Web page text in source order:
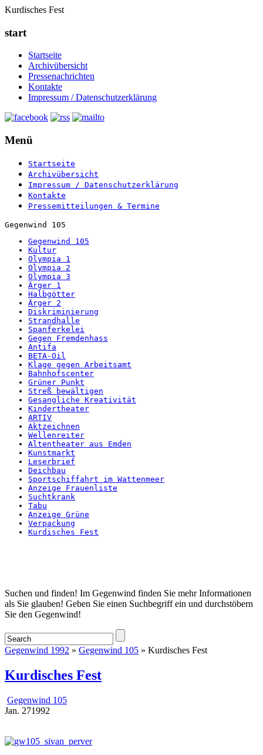
Kurdisches Fest
start
Startseite
Archivübersicht
Pressenachrichten
Kontakte
Impressum / Datenschutzerklärung
Menü
Startseite
Archivübersicht
Impressum / Datenschutzerklärung
Kontakte
Pressemitteilungen & Termine
Gegenwind 105
Gegenwind 105
Kultur
Olympia 1
Olympia 2
Olympia 3
Ärger 1
Halbgötter
Ärger 2
Diskriminierung
Strandhalle
Spanferkelei
Gegen Fremdenhass
Antifa
BETA-Oil
Klage gegen Arbeitsamt
Bahnhofscenter
Grüner Punkt
Streß bewältigen
Gesangliche Kreativität
Kindertheater
ARTIV
Aktzeichnen
Wellenreiter
Altentheater aus Emden
Kunstmarkt
Leserbrief
Deichbau
Sportschiffahrt im Wattenmeer
Anzeige Frauenliste
Suchtkrank
Tabu
Anzeige Grüne
Verpackung
Kurdisches Fest
Startseite
Suchen und finden! Im Gegenwind finden Sie mehr Informationen
als Sie glauben! Geben Sie einen Suchbegriff ein und durchstöbern
Sie den Gegenwind!
Gegenwind 1992 » Gegenwind 105 » Kurdisches Fest
Kurdisches Fest
Gegenwind 105
Jan. 271992